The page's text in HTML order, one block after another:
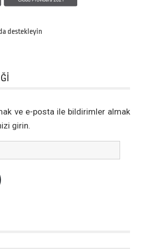
destekleyin
ve e-posta ile bildirimler almak
girin.